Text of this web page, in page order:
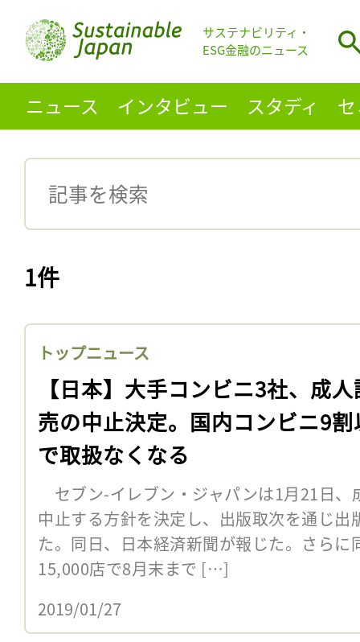
サステナビリティ・
ESG金融のニュース
ニュース インタビュー スタディ
1件
トップニュース
【日本】大手コンビニ3社、成
売の中止決定。国内コンビニ9割
で取扱なくなる
セブン-イレブン・ジャパンは1月21日、
中止する方針を決定し、出版取次を通じ
た。同日、日本経済新聞が報じた。さら
15,000店で8月末まで […]
2019/01/27